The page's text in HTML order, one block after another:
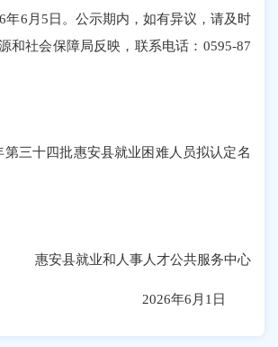
6年6 月 5日。公示期内，如有异议，请及时
和社会保障局反映，联系电话： 0595-87
第三十四批惠安县就业困难人员拟认定名
惠安县就业和人事人才公共服务中心
2026年6月1 日